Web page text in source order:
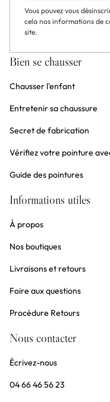
Vous pouvez vous
cela nos informations de
site.
Bien se chausser
Chausser l'enfant
Entretenir sa chaussure
Secret de fabrication
Vérifiez votre pointure
Guide des pointures
Informations utiles
À propos
Nos boutiques
Livraisons et retours
Foire aux questions
Procédure Retours
Nous contacter
Écrivez-nous
04 66 46 56 23